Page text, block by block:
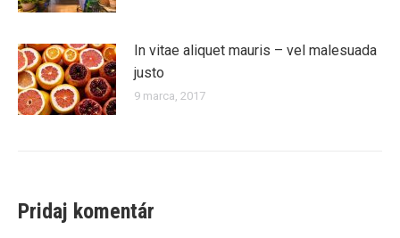
In vitae aliquet mauris – vel malesuada
justo
9 marca, 2017
Pridaj komentár